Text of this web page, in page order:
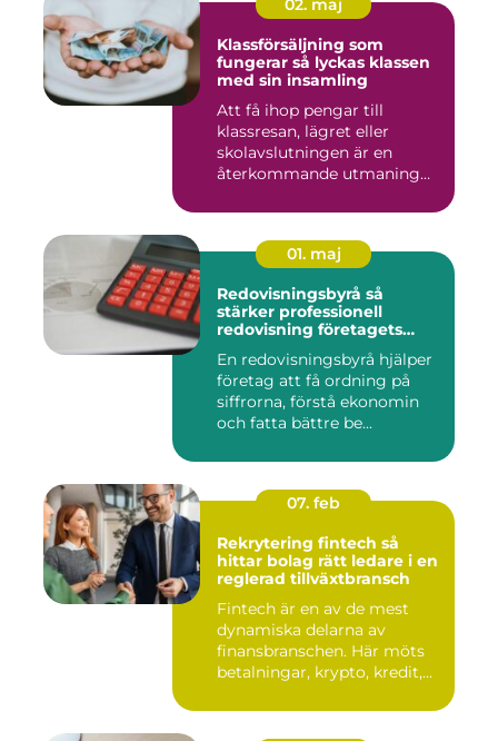
02. maj
Klassförsäljning som
fungerar så lyckas klassen
med sin insamling
Att få ihop pengar till
klassresan, lägret eller
skolavslutningen är en
återkommande utmaning
01. maj
Redovisningsbyrå så
stärker professionell
redovisning företagets
En redovisningsbyrå hjälper
företag att få ordning på
siffrorna, förstå ekonomin
och fatta bättre be...
07. feb
Rekrytering fintech så
hittar bolag rätt ledare i en
reglerad tillväxtbransch
Fintech är en av de mest
dynamiska delarna av
finansbranschen. Här möts
betalningar, krypto, kredit,...